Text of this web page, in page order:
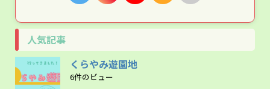
人気記事
くらやみ遊園地
6件のビュー